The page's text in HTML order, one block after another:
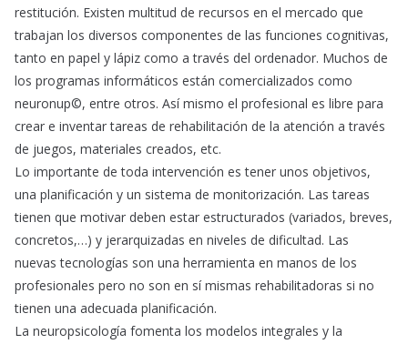
restitución. Existen multitud de recursos en el mercado que
trabajan los diversos componentes de las funciones cognitivas,
tanto en papel y lápiz como a través del ordenador. Muchos de
los programas informáticos están comercializados como
neuronup©, entre otros. Así mismo el profesional es libre para
crear e inventar tareas de rehabilitación de la atención a través
de juegos, materiales creados, etc.
Lo importante de toda intervención es tener unos objetivos,
una planificación y un sistema de monitorización. Las tareas
tienen que motivar deben estar estructurados (variados, breves,
concretos,…) y jerarquizadas en niveles de dificultad. Las
nuevas tecnologías son una herramienta en manos de los
profesionales pero no son en sí mismas rehabilitadoras si no
tienen una adecuada planificación.
La neuropsicología fomenta los modelos integrales y la